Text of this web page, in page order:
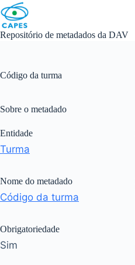
Skip
to
content
Repositório de metadados da DAV
Código da turma
Sobre o metadado
Entidade
Turma
Nome do metadado
Código da turma
Obrigatoriedade
Sim